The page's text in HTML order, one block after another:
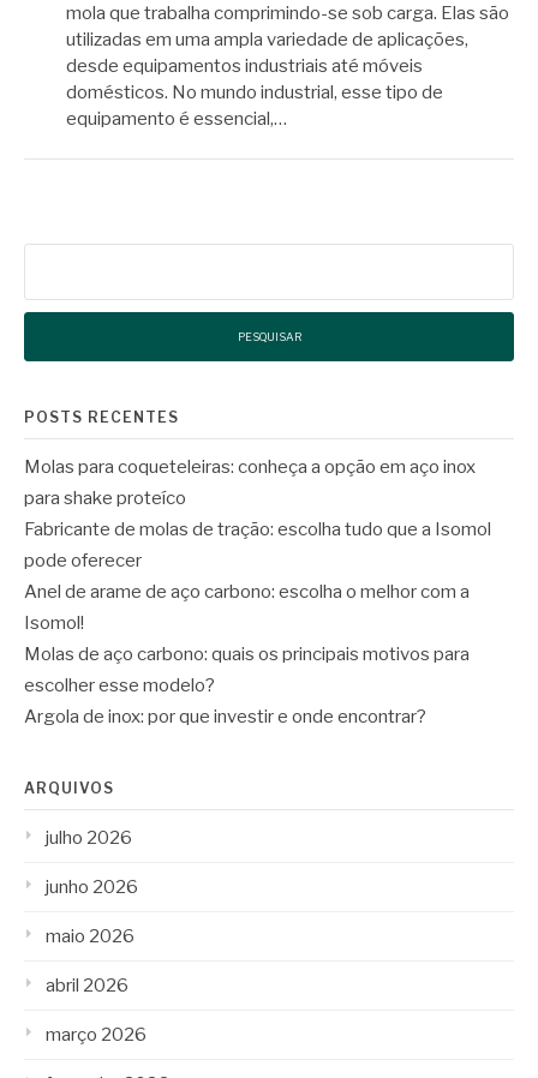
mola que trabalha comprimindo-se sob carga. Elas são
utilizadas em uma ampla variedade de aplicações,
desde equipamentos industriais até móveis
domésticos. No mundo industrial, esse tipo de
equipamento é essencial,…
POSTS RECENTES
Molas para coqueteleiras: conheça a opção em aço inox
para shake proteíco
Fabricante de molas de tração: escolha tudo que a Isomol
pode oferecer
Anel de arame de aço carbono: escolha o melhor com a
Isomol!
Molas de aço carbono: quais os principais motivos para
escolher esse modelo?
Argola de inox: por que investir e onde encontrar?
ARQUIVOS
julho 2026
junho 2026
maio 2026
abril 2026
março 2026